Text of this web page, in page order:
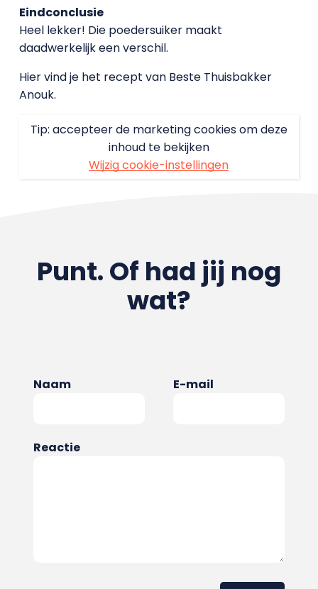
Eindconclusie
Heel lekker! Die poedersuiker maakt
daadwerkelijk een verschil.
Hier vind je het recept van Beste Thuisbakker
Anouk.
Tip: accepteer de marketing cookies om deze
inhoud te bekijken
Wijzig cookie-instellingen
Punt. Of had jij nog
wat?
Naam E-mail
Reactie